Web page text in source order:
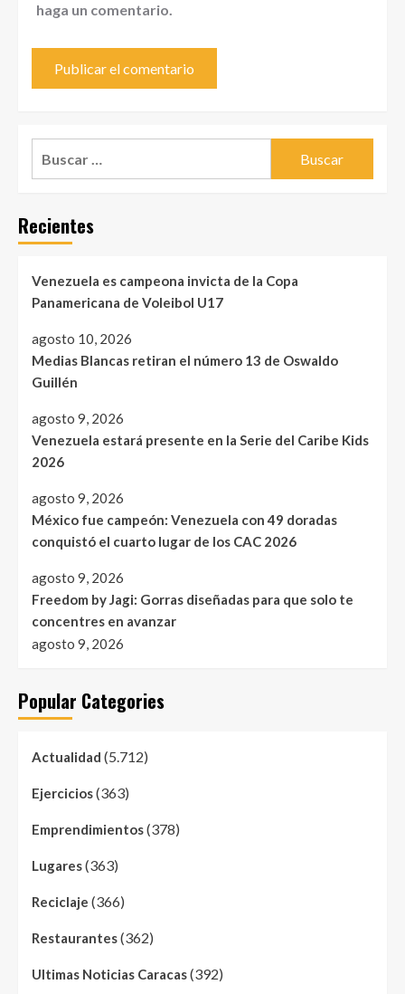
haga un comentario.
Recientes
Venezuela es campeona invicta de la Copa
Panamericana de Voleibol U17
agosto 10, 2026
Medias Blancas retiran el número 13 de Oswaldo
Guillén
agosto 9, 2026
Venezuela estará presente en la Serie del Caribe Kids
2026
agosto 9, 2026
México fue campeón: Venezuela con 49 doradas
conquistó el cuarto lugar de los CAC 2026
agosto 9, 2026
Freedom by Jagi: Gorras diseñadas para que solo te
concentres en avanzar
agosto 9, 2026
Popular Categories
Actualidad (5.712)
Ejercicios(363)
Emprendimientos(378)
Lugares(363)
Reciclaje (366)
Restaurantes(362)
Ultimas Noticias Caracas(392)